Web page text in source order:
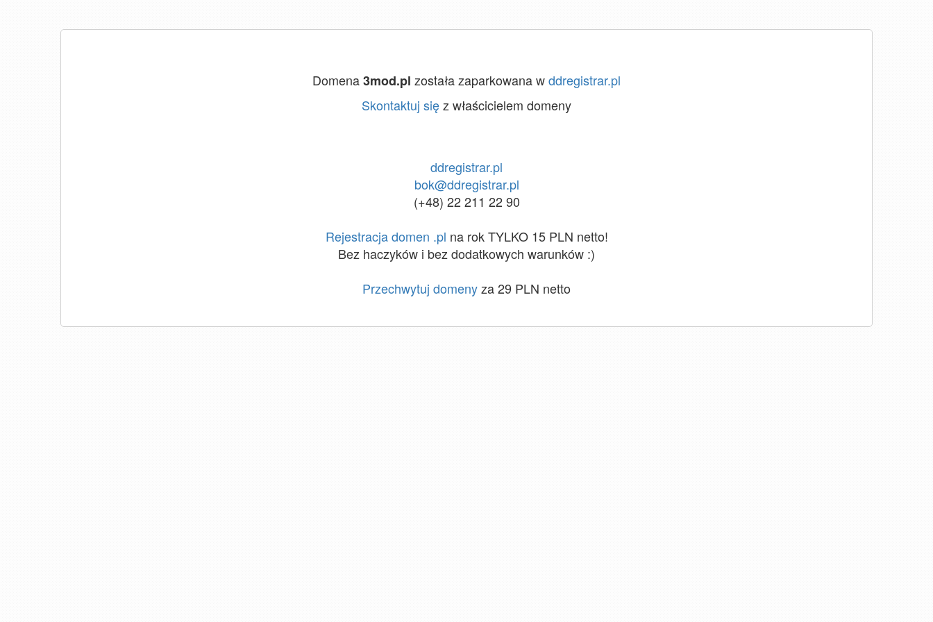
Domena3mod.pl została zaparkowana wddregistrar.pl
Skontaktuj sięz właścicielem domeny
ddregistrar.pl
bok@ddregistrar.pl
(+48) 22 211 22 90
Rejestracja domen .pl na rok TYLKO 15 PLN netto!
Bez haczyków i bez dodatkowych warunków :)
Przechwytuj domenyza 29 PLN netto